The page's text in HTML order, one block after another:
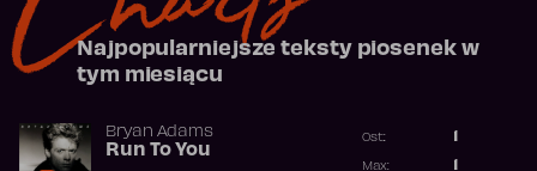
Najpopularniejsze teksty piosenek w
tym miesiącu
Bryan Adams
Run To You
Ost.:
Max: